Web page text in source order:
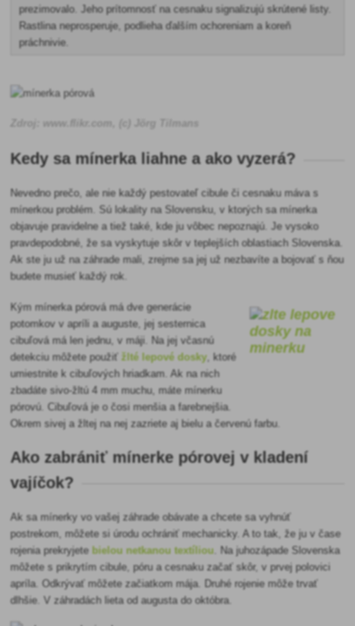
prezimovalo. Jeho prítomnosť na cesnaku signalizujú skrútené listy.
Rastlina neprosperuje, podlieha ďalším ochoreniam a koreň
práchnivie.
Zdroj: www.flikr.com, (c) Jörg Tilmans
Kedy sa mínerka liahne a ako vyzerá?
Nevedno prečo, ale nie každý pestovateľ cibule či cesnaku máva s
mínerkou problém. Sú lokality na Slovensku, v ktorých sa mínerka
objavuje pravidelne a tiež také, kde ju vôbec nepoznajú. Je vysoko
pravdepodobné, že sa vyskytuje skôr v teplejších oblastiach Slovenska.
Ak ste ju už na záhrade mali, zrejme sa jej už nezbavíte a bojovať s ňou
budete musieť každý rok.
Kým mínerka pórová má dve generácie
potomkov v apríli a auguste, jej sesternica
cibuľová má len jednu, v máji. Na jej včasnú
detekciu môžete použiťžlté lepové dosky , ktoré
umiestnite k cibuľových hriadkam. Ak na nich
zbadáte sivo-žltú 4 mm muchu, máte mínerku
pórovú. Cibuľová je o čosi menšia a farebnejšia.
Okrem sivej a žltej na nej zazriete aj bielu a červenú farbu.
Ako zabrániť mínerke pórovej v kladení
vajíčok?
Ak sa mínerky vo vašej záhrade obávate a chcete sa vyhnúť
postrekom, môžete si úrodu ochrániť mechanicky. A to tak, že juv čase
rojenia prekryjetebielou netkanou textíliou . Na juhozápade Slovenska
môžete s prikrytím cibule, póru a cesnaku začať skôr, v prvej polovici
apríla. Odkrývať môžete začiatkom mája. Druhé rojenie môže trvať
dlhšie. V záhradách lieta od augusta do októbra.